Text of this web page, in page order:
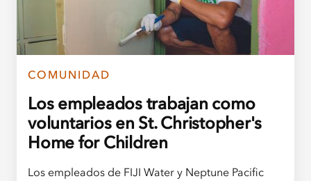
COMUNIDAD
Los empleados trabajan como
voluntarios en St. Christopher's
Home for Children
Los empleados de FIJI Water y Neptune Pacific